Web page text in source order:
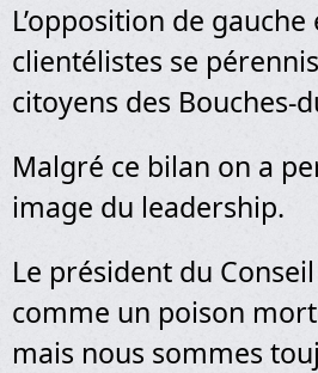
L’opposition de
clientélistes se
citoyens des Bouches-
Malgré ce bilan on a
image du leadership.
Le président du
comme un poison
mais nous sommes